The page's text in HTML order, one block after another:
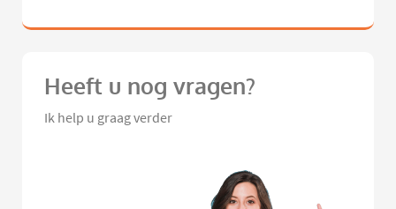
Heeft u nog vragen?
Ik help u graag verder